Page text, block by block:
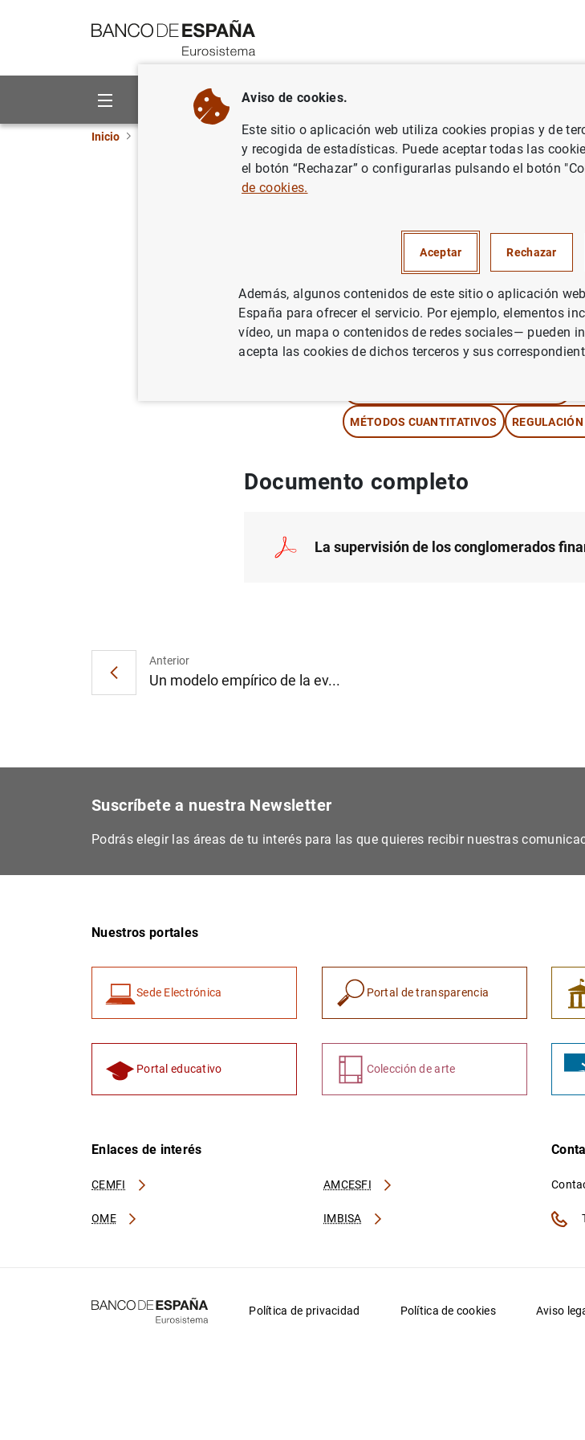
Sobre el Banco Áreas de actuación
Inicio Análisis económico e investigación Documentos de Trabajo
La supervisión de los
Serie: Documentos de Trabajo. 9216.
Autor: Javier Azcárate Aguilar-Arnat
MÉTODOS CUANTITATIVOS
Documento completo
La supervisión de los conglomerados
Anterior
Un modelo empírico de la ev...
Suscríbete a nuestra Newsletter
Podrás elegir las áreas de tu interés para las que quieres recibir nuestras
Nuestros portales
Sede Electrónica Portal de transparencia
Portal educativo Colección de arte
Enlaces de interés
CEMFI AMCESFI
OME IMBISA
Política de privacidad Política de cookies Aviso
Aviso de cookies.
Este sitio o aplicación web utiliza cookies propias y de
y recogida de estadísticas. Puede aceptar todas las
el botón “Rechazar” o configurarlas pulsando el botón
de cookies.
Aceptar Rechazar
Además, algunos contenidos de este sitio o aplicación
España para ofrecer el servicio. Por ejemplo, elementos
vídeo, un mapa o contenidos de redes sociales— pueden
acepta las cookies de dichos terceros y sus